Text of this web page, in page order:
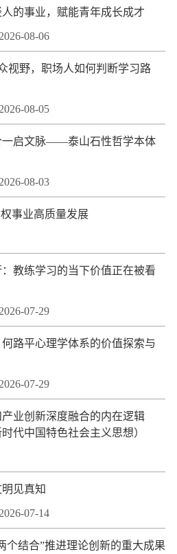
的事业，赋能青年成长成才
2026-08-06
视野，职场人如何判断学习路
2026-08-05
一启文脉——泰山石性哲学本体
2026-08-03
事业高质量发展
教练学习的当下价值正在被看
2026-07-29
路平心理学体系的价值探索与
2026-07-29
业创新深度融合的内在逻辑
代中国特色社会主义思想）
见真知
2026-07-14
个结合”推进理论创新的重大成果